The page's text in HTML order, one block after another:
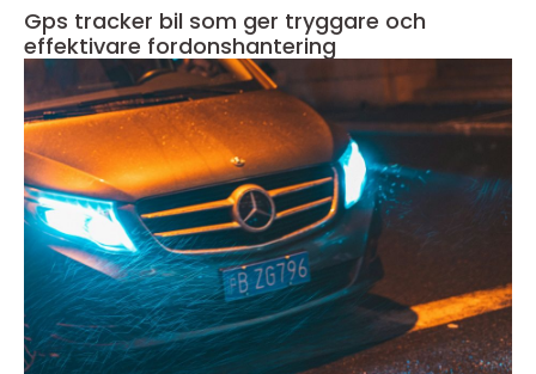
Gps tracker bil som ger tryggare och
effektivare fordonshantering